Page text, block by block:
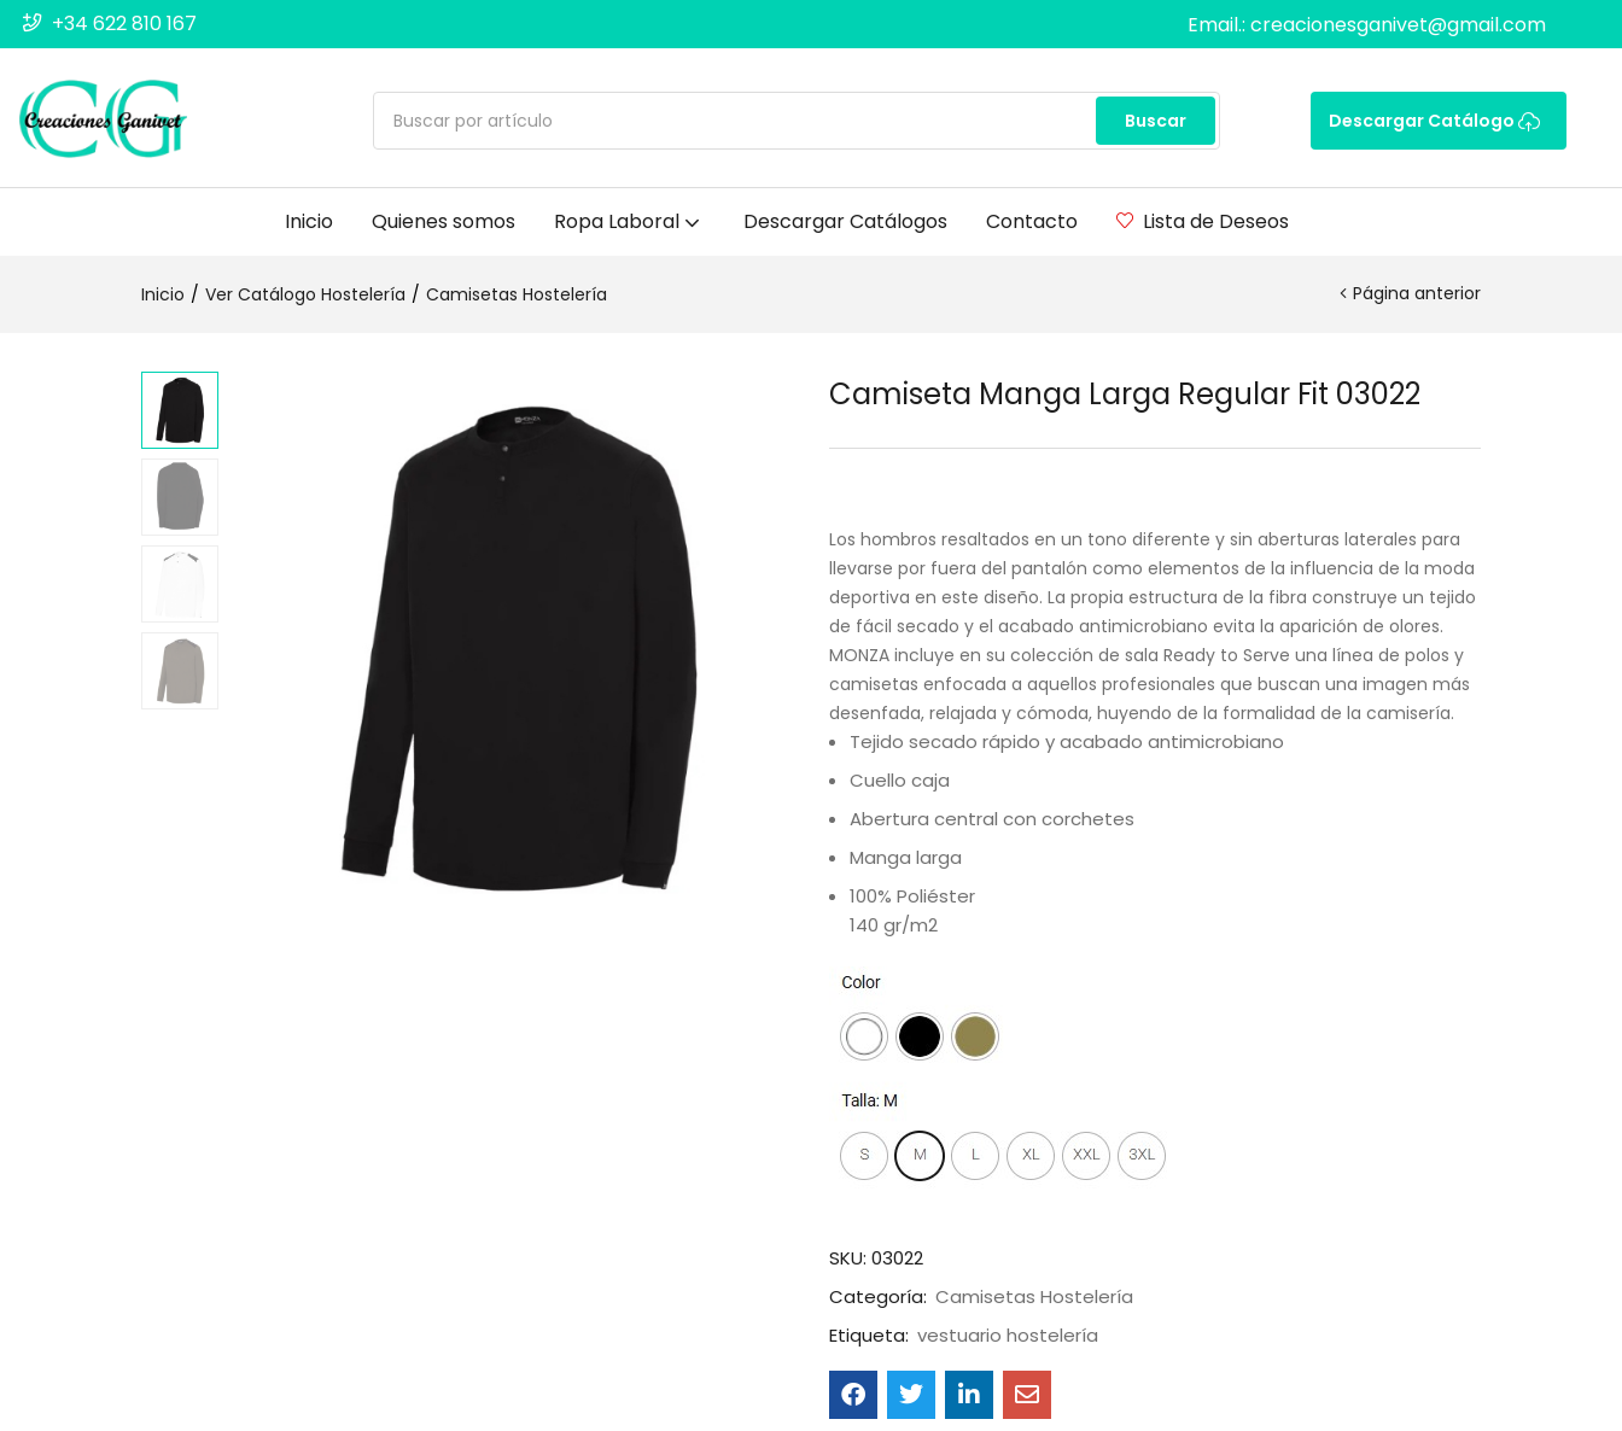
+34 622 810 167 Email.: creacionesganivet@gmail.com
Buscar Descargar Catálogo
Inicio Quienes somos Ropa Laboral Descargar Catálogos Contacto Lista de Deseos
Inicio Ver Catálogo Hostelería Camisetas Hostelería Página anterior
Camiseta Manga Larga Regular Fit 03022
Los hombros resaltados en un tono diferente y sin aberturas laterales para
llevarse por fuera del pantalón como elementos de la influencia de la moda
deportiva en este diseño. La propia estructura de la fibra construye un tejido
de fácil secado y el acabado antimicrobiano evita la aparición de olores.
MONZA incluye en su colección de sala Ready to Serve una línea de polos y
camisetas enfocada a aquellos profesionales que buscan una imagen más
desenfada, relajada y cómoda, huyendo de la formalidad de la camisería.
Tejido secado rápido y acabado antimicrobiano
Cuello caja
Abertura central con corchetes
Manga larga
100% Poliéster
140 gr/m2
SKU: 03022
Categoría: Camisetas Hostelería
Etiqueta: vestuario hostelería